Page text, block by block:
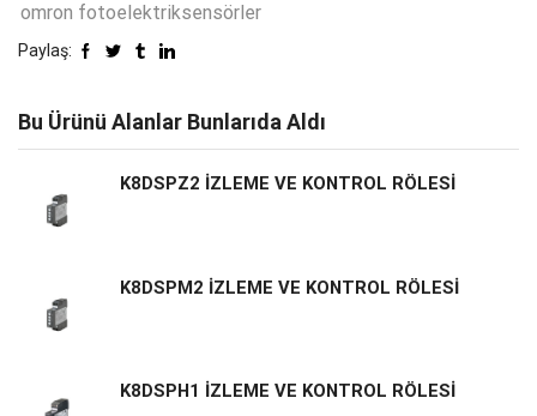
omron fotoelektriksensörler
Paylaş:
Bu Ürünü Alanlar Bunlarıda Aldı
K8DSPZ2 İZLEME VE KONTROL RÖLESİ
K8DSPM2 İZLEME VE KONTROL RÖLESİ
K8DSPH1 İZLEME VE KONTROL RÖLESİ